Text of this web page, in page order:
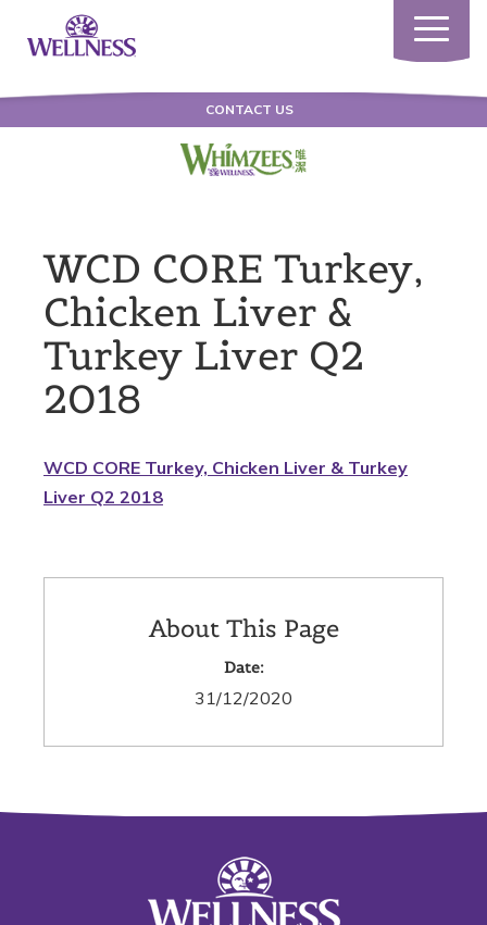
Toggle
CONTACT US
WCD CORE Turkey,
Chicken Liver &
Turkey Liver Q2
2018
WCD CORE Turkey, Chicken Liver & Turkey
Liver Q2 2018
About This Page
Date:
31/12/2020